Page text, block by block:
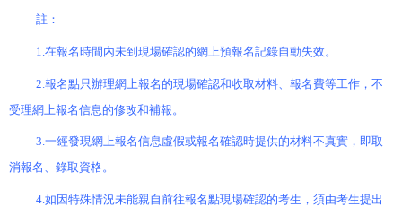
註：
1. 在報名時間內未到現場確認的網上預報名記錄自動失效。
2. 報名點只辦理網上報名的現場確認和收取材料、報名費等工作，不
受理網上報名信息的修改和補報。
3.一經發現網上報名信息虛假或報名確認時提供的材料不真實，即取
消報名、錄取資格。
4.如因特殊情況未能親自前往報名點現場確認的考生，須由考生提出